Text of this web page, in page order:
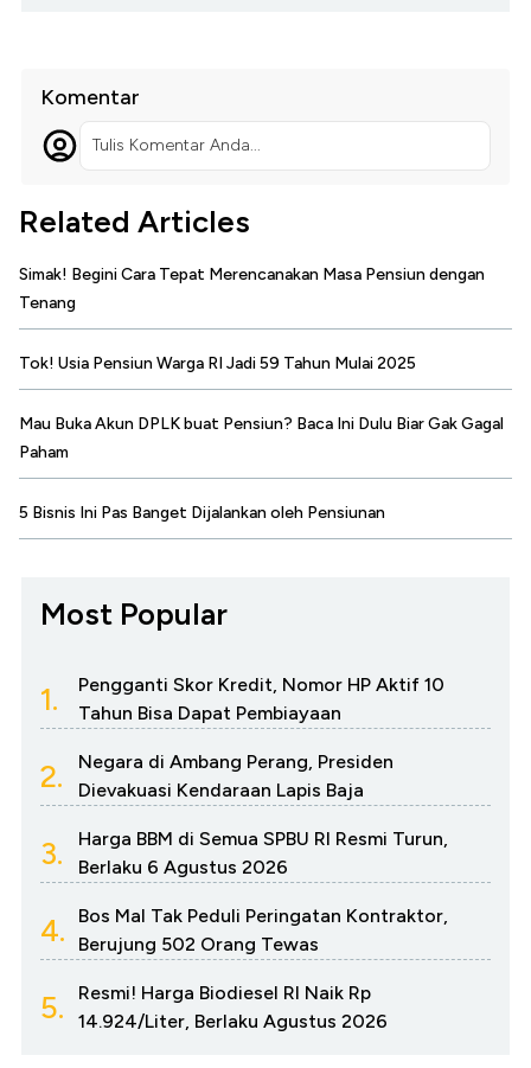
Komentar
Tulis Komentar Anda...
Related Articles
Simak! Begini Cara Tepat Merencanakan Masa Pensiun dengan
Tenang
Tok! Usia Pensiun Warga RI Jadi 59 Tahun Mulai 2025
Mau Buka Akun DPLK buat Pensiun? Baca Ini Dulu Biar Gak Gagal
Paham
5 Bisnis Ini Pas Banget Dijalankan oleh Pensiunan
Most Popular
1.
Pengganti Skor Kredit, Nomor HP Aktif 10
Tahun Bisa Dapat Pembiayaan
2.
Negara di Ambang Perang, Presiden
Dievakuasi Kendaraan Lapis Baja
3.
Harga BBM di Semua SPBU RI Resmi Turun,
Berlaku 6 Agustus 2026
4.
Bos Mal Tak Peduli Peringatan Kontraktor,
Berujung 502 Orang Tewas
5.
Resmi! Harga Biodiesel RI Naik Rp
14.924/Liter, Berlaku Agustus 2026